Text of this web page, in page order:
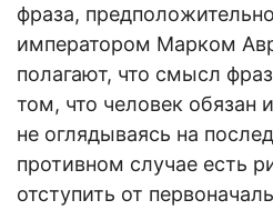
фраза,
императором Марком
полагают, что смысл
том, что человек обязан
не оглядываясь на
противном случае есть
отступить от